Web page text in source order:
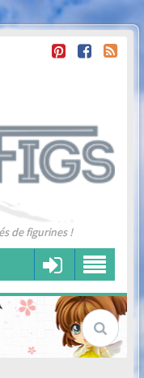
de figurines !